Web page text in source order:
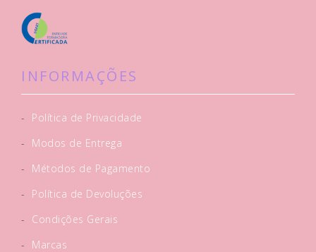
INFORMAÇÕES
-
Política de Privacidade
-
Modos de Entrega
-
Métodos de Pagamento
-
Política de Devoluções
-
Condições Gerais
-
Marcas